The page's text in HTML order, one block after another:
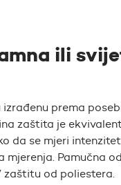
ili
prema
zaštita je
da se mjeri
Pamučna
zaštitu od poliestera.